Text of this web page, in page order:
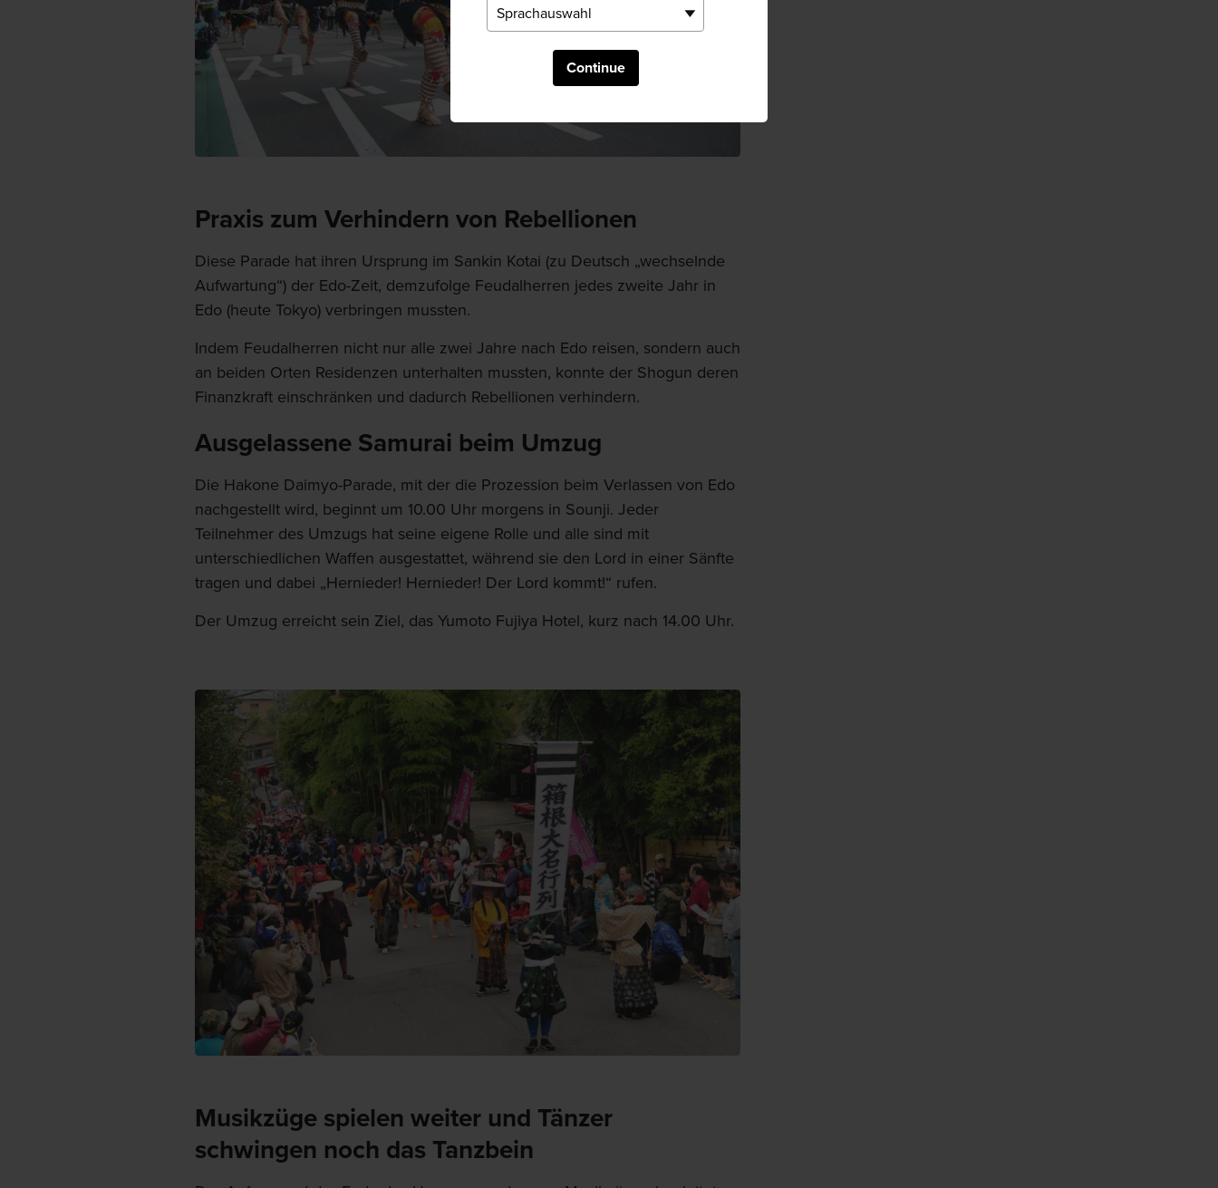
Continue
Praxis zum Verhindern von Rebellionen
Diese Parade hat ihren Ursprung im Sankin Kotai (zu Deutsch „wechselnde
Aufwartung“) der Edo-Zeit, demzufolge Feudalherren jedes zweite Jahr in
Edo (heute Tokyo) verbringen mussten.
Indem Feudalherren nicht nur alle zwei Jahre nach Edo reisen, sondern auch
an beiden Orten Residenzen unterhalten mussten, konnte der Shogun deren
Finanzkraft einschränken und dadurch Rebellionen verhindern.
Ausgelassene Samurai beim Umzug
Die Hakone Daimyo-Parade, mit der die Prozession beim Verlassen von Edo
nachgestellt wird, beginnt um 10.00 Uhr morgens in Sounji. Jeder
Teilnehmer des Umzugs hat seine eigene Rolle und alle sind mit
unterschiedlichen Waffen ausgestattet, während sie den Lord in einer Sänfte
tragen und dabei „Hernieder! Hernieder! Der Lord kommt!“ rufen.
Der Umzug erreicht sein Ziel, das Yumoto Fujiya Hotel, kurz nach 14.00 Uhr.
Musikzüge spielen weiter und Tänzer
schwingen noch das Tanzbein